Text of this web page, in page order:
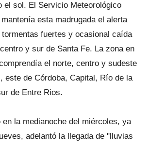
el sol. El Servicio Meteorológico
esta madrugada el alerta
fuertes y ocasional caída
y sur de Santa Fe. La zona en
el norte, centro y sudeste
este de Córdoba, Capital, Río de la
de Entre Rios.
en la medianoche del miércoles, ya
adelantó la llegada de "lluvias